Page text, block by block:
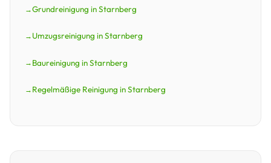
Grundreinigung in Starnberg
Umzugsreinigung in Starnberg
Baureinigung in Starnberg
Regelmäßige Reinigung in Starnberg